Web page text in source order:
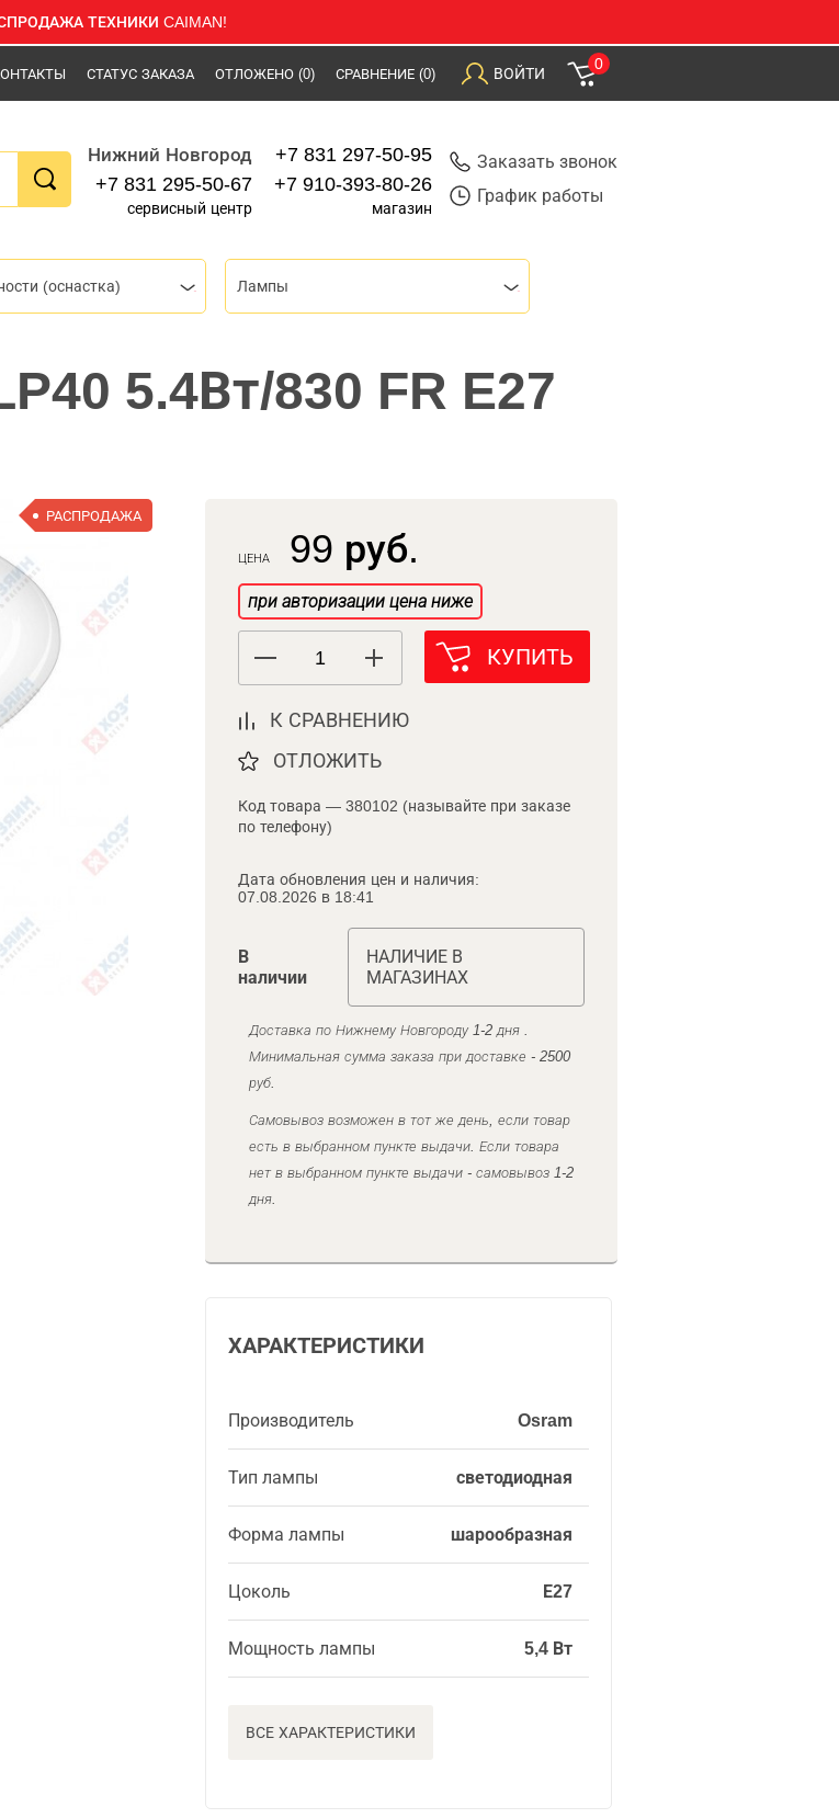
ТЕХНИКИ CAIMAN!
СТАТУС ЗАКАЗА ОТЛОЖЕНО (0) СРАВНЕНИЕ (0) ВОЙТИ
0
Нижний Новгород
+7 831 295-50-67
сервисный центр
+7 831 297-50-95
+7 910-393-80-26
магазин
Заказать звонок
График работы
(оснастка) Лампы
5.4Вт/830 FR E27
РАСПРОДАЖА
ЦЕНА 99 руб.
при авторизации цена ниже
КУПИТЬ
К СРАВНЕНИЮ
ОТЛОЖИТЬ
Код товара — 380102 (называйте при заказе
по телефону)
Дата обновления цен и наличия:
07.08.2026 в 18:41
В
наличии
НАЛИЧИЕ В
МАГАЗИНАХ
Доставка по Нижнему Новгороду 1-2 дня .
Минимальная сумма заказа при доставке - 2500
руб.
Самовывоз возможен в тот же день, если товар
есть в выбранном пункте выдачи. Если товара
нет в выбранном пункте выдачи - самовывоз 1-2
дня.
ХАРАКТЕРИСТИКИ
Производитель Osram
Тип лампы светодиодная
Форма лампы шарообразная
Цоколь Е27
Мощность лампы 5,4 Вт
ВСЕ ХАРАКТЕРИСТИКИ